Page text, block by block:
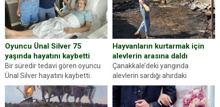
sorup belgelerini istedi. Sürücü
Abdurrahman Ö.nün verdiği
evraklarda eksik olduğunu...
Oyuncu Ünal Silver 75
yaşında hayatını kaybetti
Bir süredir tedavi gören oyuncu
Ünal Silver hayatını kaybetti.
Haberi, oyuncunun menajerlik
ajansı duyurdu. Renda Güner,
sosyal medya hesabında “Usta
Hayvanların kurtarmak için
alevlerin arasına daldı
Çanakkale’deki yangında
alevlerin sardığı ahırdaki
hayvanlarını kurtarmak isteyen
Zeki Demir (66) ölümden döndü.
Yüzünde ve ellerinde yanıklar